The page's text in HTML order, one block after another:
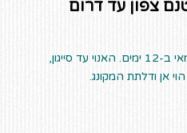
צפון עד דרום
טיול פרטי לויאטנם לנוסע העצמאי ב-12 ימים. האנוי עד סייגון,
אן ודלתת המקונג.